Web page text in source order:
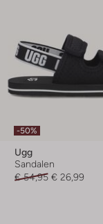
-50%
Ugg
Sandalen
€ 54,95 € 26,99